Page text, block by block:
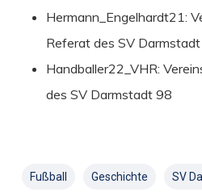
Hermann_Engelhardt21:
Referat des SV
Handballer22_VHR:
des SV Darmstadt 98
Fußball Geschichte SV